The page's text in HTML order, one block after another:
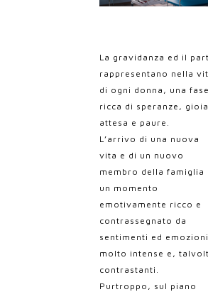
La gravidanza ed il
rappresentano nella
di ogni donna, una fase
ricca di speranze,
attesa e paure.
L’arrivo di una nuova
vita e di un nuovo
membro della famiglia
un momento
emotivamente ricco e
contrassegnato da
sentimenti ed emozioni
molto intense e,
contrastanti.
Purtroppo, sul piano